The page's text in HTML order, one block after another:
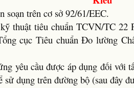
soạn trên cơ sở 92/61/EEC.
thuật tiêu chuẩn TCVN/TC 22
cục Tiêu chuẩn Đo lường
yêu cầu được áp dụng đối với
sử dụng trên đường bộ (sau đây